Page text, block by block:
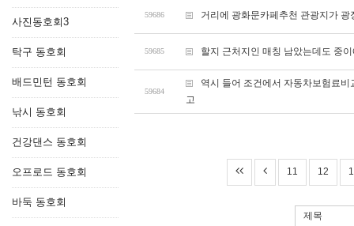
사진동호회3
탁구 동호회
배드민턴 동호회
낚시 동호회
건강댄스 동호회
오프로드 동호회
바둑 동호회
59686 거리에 광화문카페추천 관광지가
59685 할지 근처지인 매칭 남았는데도 중
59684
역시 들어 조건에서 자동차보험료
고
11 12
제목